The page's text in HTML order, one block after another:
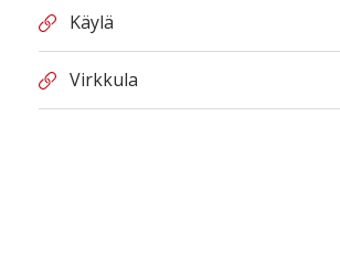
Käylä
Virkkula